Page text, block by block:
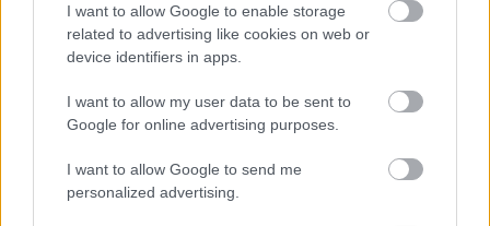
I want to allow Google to enable storage
related to advertising like cookies on web or
device identifiers in apps.
I want to allow my user data to be sent to
Google for online advertising purposes.
I want to allow Google to send me
personalized advertising.